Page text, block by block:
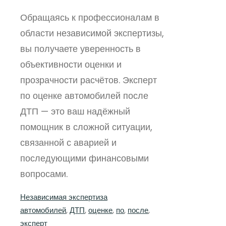
Обращаясь к профессионалам в
области независимой экспертизы,
вы получаете уверенность в
объективности оценки и
прозрачности расчётов. Эксперт
по оценке автомобилей после
ДТП — это ваш надёжный
помощник в сложной ситуации,
связанной с аварией и
последующими финансовыми
вопросами.
Независимая экспертиза
автомобилей, ДТП, оценке, по, после
эксперт